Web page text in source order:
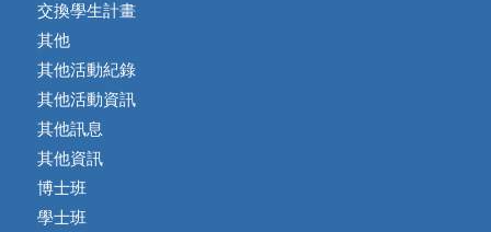
交換學生計畫
其他
其他活動紀錄
其他活動資訊
其他訊息
其他資訊
博士班
學士班